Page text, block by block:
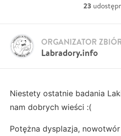
23
Labradory.info
ORGANIZATOR
Niestety ostatnie badania
nam dobrych wieści :(
Potężna dysplazja,